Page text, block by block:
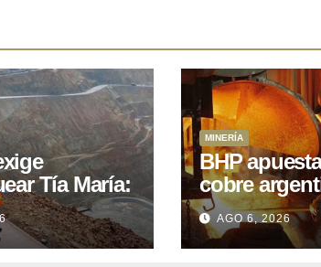
Tía María:
de
que Perú
MINERÍA
BHP
cobre
acuerdo
para siete
AGO 6, 2026